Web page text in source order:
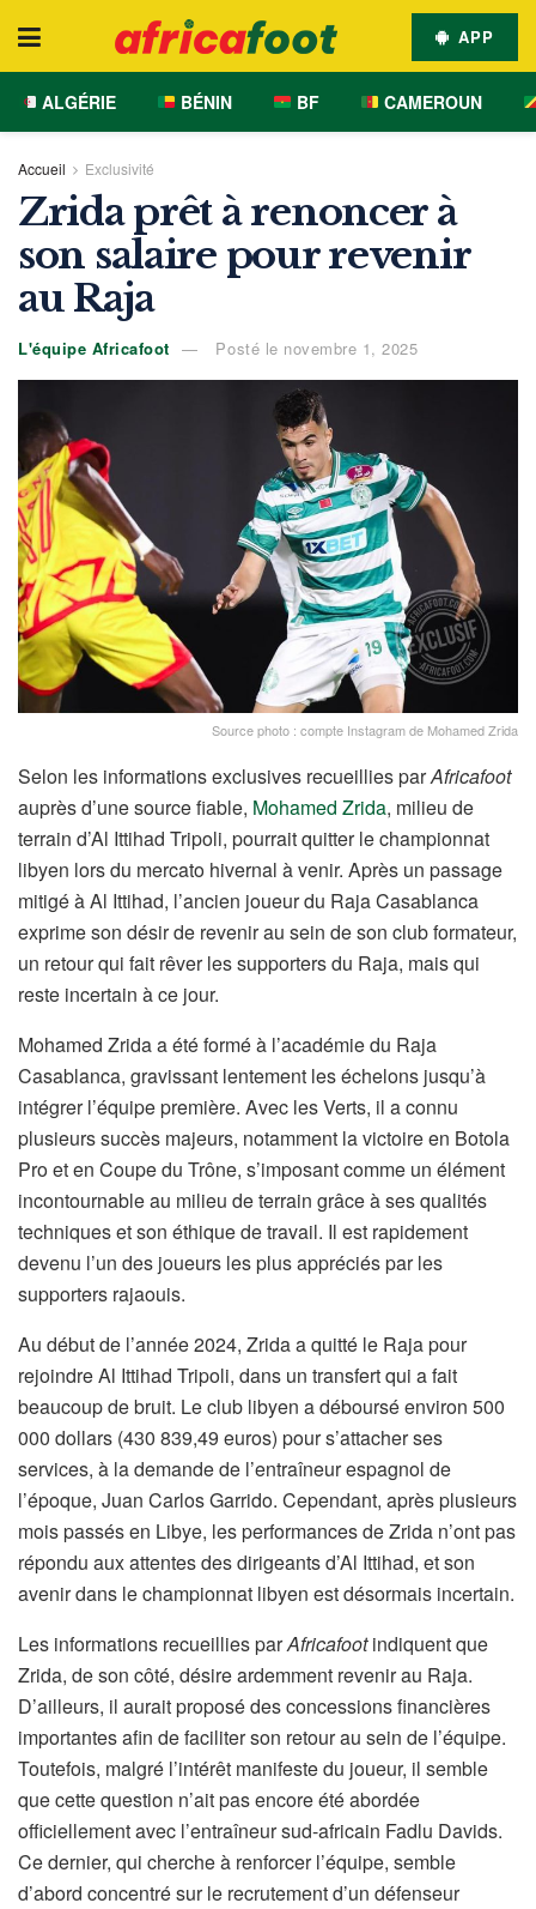
APP
ALGÉRIE BÉNIN BF CAMEROUN
Accueil Exclusivité
Zrida prêt à renoncer à
son salaire pour revenir
au Raja
L'équipe Africafoot Posté le novembre 1, 2025
Source photo : compte Instagram de Mohamed Zrida
Selon les informations exclusives recueillies parAfricafoot
auprès d’une source fiable, Mohamed Zrida, milieu de
terrain d’Al Ittihad Tripoli, pourrait quitter le championnat
libyen lors du mercato hivernal à venir. Après un passage
mitigé à Al Ittihad, l’ancien joueur du Raja Casablanca
exprime son désir de revenir au sein de son club formateur,
un retour qui fait rêver les supporters du Raja, mais qui
reste incertain à ce jour.
Mohamed Zrida a été formé à l’académie du Raja
Casablanca, gravissant lentement les échelons jusqu’à
intégrer l’équipe première. Avec les Verts, il a connu
plusieurs succès majeurs, notamment la victoire en Botola
Pro et en Coupe du Trône, s’imposant comme un élément
incontournable au milieu de terrain grâce à ses qualités
techniques et son éthique de travail. Il est rapidement
devenu l’un des joueurs les plus appréciés par les
supporters rajaouis.
Au début de l’année 2024, Zrida a quitté le Raja pour
rejoindre Al Ittihad Tripoli, dans un transfert qui a fait
beaucoup de bruit. Le club libyen a déboursé environ 500
000 dollars (430 839,49 euros) pour s’attacher ses
services, à la demande de l’entraîneur espagnol de
l’époque, Juan Carlos Garrido. Cependant, après plusieurs
mois passés en Libye, les performances de Zrida n’ont pas
répondu aux attentes des dirigeants d’Al Ittihad, et son
avenir dans le championnat libyen est désormais incertain.
Les informations recueillies parAfricafootindiquent que
Zrida, de son côté, désire ardemment revenir au Raja.
D’ailleurs, il aurait proposé des concessions financières
importantes afin de faciliter son retour au sein de l’équipe.
Toutefois, malgré l’intérêt manifeste du joueur, il semble
que cette question n’ait pas encore été abordée
officiellement avec l’entraîneur sud-africain Fadlu Davids.
Ce dernier, qui cherche à renforcer l’équipe, semble
d’abord concentré sur le recrutement d’un défenseur